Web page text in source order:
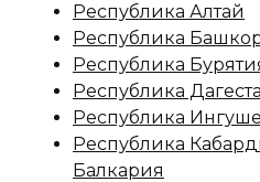
Республика Алтай
Республика
Республика
Республика
Республика
Республика
Балкария